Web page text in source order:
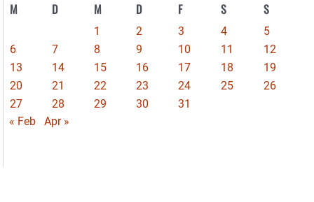
M D M D F S S
1 2 3 4
5
6
7 8 9 10 11
12
13
14 15 16 17 18
19
20
21 22 23 24 25
26
27
28 29 30
31
« Feb
Apr »